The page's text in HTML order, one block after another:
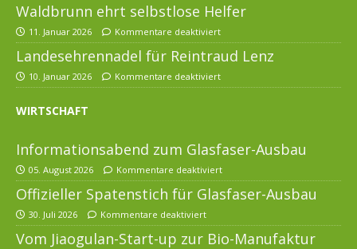
Waldbrunn ehrt selbstlose Helfer
11. Januar 2026 Kommentare deaktiviert
Landesehrennadel für Reintraud Lenz
10. Januar 2026 Kommentare deaktiviert
WIRTSCHAFT
Informationsabend zum Glasfaser-Ausbau
05. August 2026 Kommentare deaktiviert
Offizieller Spatenstich für Glasfaser-Ausbau
30. Juli 2026 Kommentare deaktiviert
Vom Jiaogulan-Start-up zur Bio-Manufaktur